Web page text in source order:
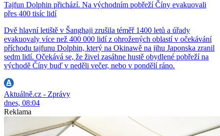
Tajfun Dolphin přichází. Na východním pobřeží Číny evakuovali
přes 400 tisíc lidí
Dvě hlavní letiště v Šanghaji zrušila téměř 1400 letů a úřady
evakuovaly více než 400 000 lidí z ohrožených oblastí v očekávání
příchodu tajfunu Dolphin, který na Okinawě na jihu Japonska zranil
sedm lidí. Očekává se, že živel zasáhne hustě obydlené pobřeží na
východě Číny buď v neděli večer, nebo v pondělí ráno.
Aktuálně.cz - Zprávy
dnes, 08:04
Reklama